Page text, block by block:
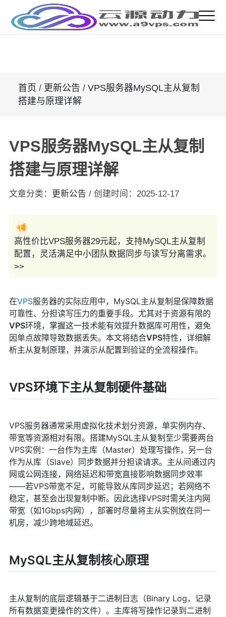
首页 / 更新公告 / VPS服务器MySQL主从复制
搭建与原理详解
VPS服务器MySQL主从复制
搭建与原理详解
文章分类： 更新公告 / 创建时间： 2025-12-17
高性价比VPS服务器29元起，支持MySQL主从复制
配置，灵活满足中小团队数据同步与读写分离需求。
>>
在VPS服务器的实际应用中，MySQL主从复制是保障数据
可靠性、分担读写压力的重要手段。尤其对于资源有限的
VPS环境，掌握这一技术能有效提升数据库可用性，避免
因单点故障导致数据丢失。本文将结合VPS特性，详细解
析主从复制原理，并演示从配置到验证的全流程操作。
VPS环境下主从复制硬件基础
VPS服务器通常采用虚拟化技术划分资源，单实例内存、
带宽等资源相对有限。搭建MySQL主从复制至少需要两台
VPS实例：一台作为主库（Master）处理写操作，另一台
作为从库（Slave）同步数据并分担读请求。主从间通过内
网或公网连接，网络延迟和带宽直接影响数据同步效率
——若VPS带宽不足，可能导致从库同步延迟；若网络不
稳定，甚至会出现复制中断。因此选择VPS时需关注内网
带宽（如1Gbps内网），部署时尽量将主从实例放在同一
机房，减少跨地域延迟。
MySQL主从复制核心原理
主从复制的底层逻辑基于二进制日志（Binary Log，记录
所有数据变更操作的文件）。主库将写操作记录到二进制